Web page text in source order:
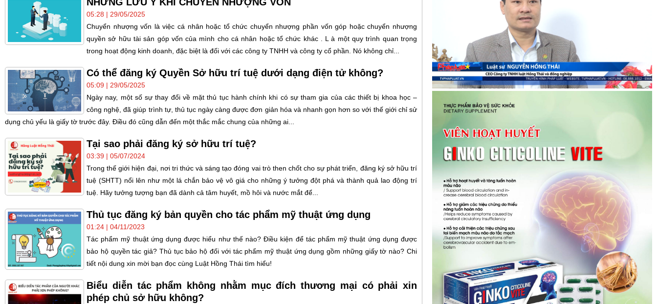
05:28 | 29/05/2025
Chuyển nhượng vốn là việc cá nhân hoặc tổ chức chuyển nhượng phần vốn góp hoặc chuyển nhượng
quyền sở hữu tài sản góp vốn của mình cho cá nhân hoặc tổ chức khác . L à một quy trình quan trọng
trong hoạt động kinh doanh, đặc biệt là đối với các công ty TNHH và công ty cổ phần. Nó không chỉ...
Có thể đăng ký Quyền Sở hữu trí tuệ dưới dạng điện tử không?
05:09 | 29/05/2025
Ngày nay, một số sự thay đổi về mặt thủ tục hành chính khi có sự tham gia của các thiết bị khoa học –
công nghệ, đã giúp trình tự, thủ tục ngày càng được đơn giản hóa và nhanh gọn hơn so với thế giới chỉ sử
dụng chủ yếu là giấy tờ trước đây. Điều đó cũng dẫn đến một thắc mắc chung của những ai...
Tại sao phải đăng ký sở hữu trí tuệ?
03:39 | 05/07/2024
Trong thế giới hiện đại, nơi tri thức và sáng tạo đóng vai trò then chốt cho sự phát triển, đăng ký sở hữu trí
tuệ (SHTT) nổi lên như một lá chắn bảo vệ vô giá cho những ý tưởng đột phá và thành quả lao động trí
tuệ. Hãy tưởng tượng bạn đã dành cả tâm huyết, mồ hôi và nước mắt để...
Thủ tục đăng ký bản quyền cho tác phẩm mỹ thuật ứng dụng
01:24 | 04/11/2023
Tác phẩm mỹ thuật ứng dụng được hiểu như thế nào? Điều kiện để tác phẩm mỹ thuật ứng dụng được
bảo hộ quyền tác giả? Thủ tục bảo hộ đối với tác phẩm mỹ thuật ứng dụng gồm những giấy tờ nào? Chi
tiết nội dung xin mời bạn đọc cùng Luật Hồng Thái tìm hiểu!
Biểu diễn tác phẩm không nhằm mục đích thương mại có phải xin
phép chủ sở hữu không?